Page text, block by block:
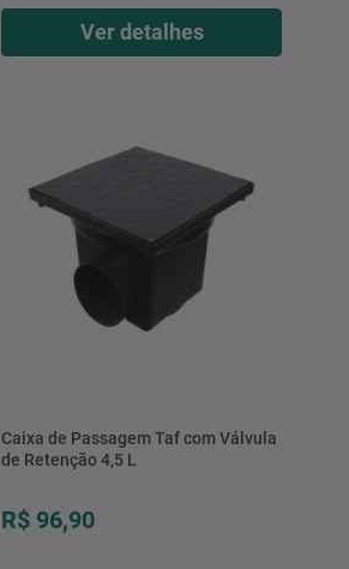
Ver detalhes
Caixa de Passagem Taf com Válvula
de Retenção 4,5 L
R$ 96,90